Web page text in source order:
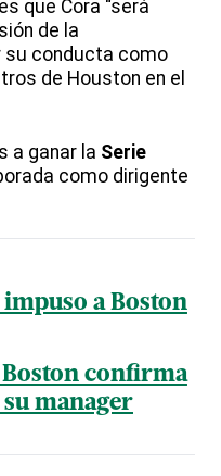
que Cora “será
de la
su conducta como
de Houston en el
a ganar la Serie
como dirigente
a Boston
Boston confirma
manager